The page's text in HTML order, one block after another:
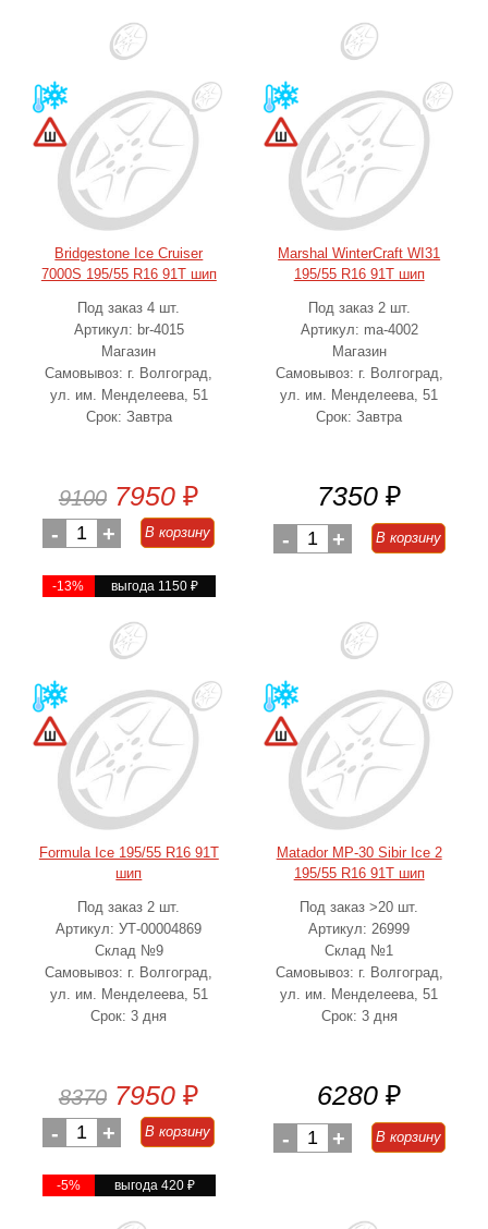
Bridgestone Ice Cruiser
7000S 195/55 R16 91T шип
Под заказ 4 шт.
Артикул: br-4015
Магазин
Самовывоз: г. Волгоград,
ул. им. Менделеева, 51
Срок: Завтра
9100 7950 ₽
- 1 + В корзину
-13% выгода 1150₽
Marshal WinterCraft WI31
195/55 R16 91T шип
Под заказ 2 шт.
Артикул: ma-4002
Магазин
Самовывоз: г. Волгоград,
ул. им. Менделеева, 51
Срок: Завтра
7350 ₽
- 1 + В корзину
Formula Ice 195/55 R16 91T
шип
Под заказ 2 шт.
Артикул: УТ-00004869
Склад №9
Самовывоз: г. Волгоград,
ул. им. Менделеева, 51
Срок: 3 дня
8370 7950 ₽
- 1 + В корзину
-5% выгода 420₽
Matador MP-30 Sibir Ice 2
195/55 R16 91T шип
Под заказ >20 шт.
Артикул: 26999
Склад №1
Самовывоз: г. Волгоград,
ул. им. Менделеева, 51
Срок: 3 дня
6280 ₽
- 1 + В корзину